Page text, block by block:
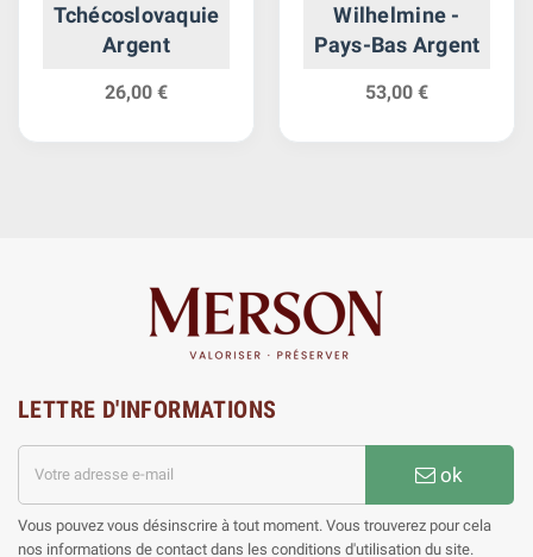
Tchécoslovaquie
Argent
26,00 €
Wilhelmine -
Pays-Bas Argent
53,00 €
LETTRE D'INFORMATIONS
ok
Vous pouvez vous désinscrire à tout moment. Vous trouverez pour cela
nos informations de contact dans les conditions d'utilisation du site.